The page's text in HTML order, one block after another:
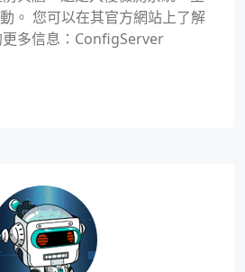
。 您可以在其官方網站上了解
更多信息：ConfigServer